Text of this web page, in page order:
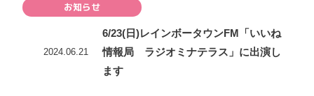
お知らせ
2024.06.21
6/23(日)レインボータウンFM「いいね
情報局 ラジオミナテラス」に出演し
ます